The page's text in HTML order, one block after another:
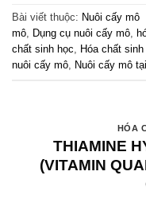
Bài viết thuộc: Nuôi cấy mô
mô
Dụng cụ nuôi cấy mô
chất sinh học
Hóa chất
nuôi cấy mô
Nuôi cấy mô
HÓA
THIAMINE
(VITAMIN